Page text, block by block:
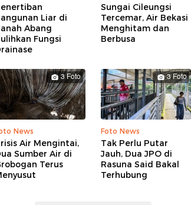
Liar di
Abang
Fungsi
Sungai Cileungsi
Tercemar, Air Bekasi
Menghitam dan
Berbusa
3 Foto
News
Air Mengintai,
Sumber Air di
Terus
3 Foto
Foto News
Tak Perlu Putar
Jauh, Dua JPO di
Rasuna Said Bakal
Terhubung